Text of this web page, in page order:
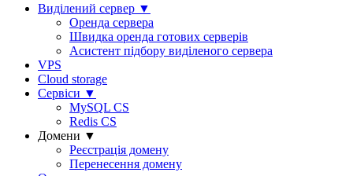
Виділений сервер ▼
Оренда сервера
Швидка оренда готових серверів
Асистент підбору виділеного сервера
VPS
Cloud storage
Сервіси ▼
MySQL CS
Redis CS
Домени ▼
Реєстрація домену
Перенесення домену